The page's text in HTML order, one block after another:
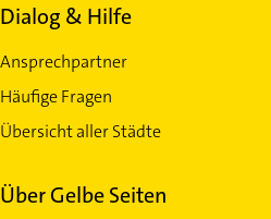
Dialog & Hilfe
Ansprechpartner
Häufige Fragen
Übersicht aller Städte
Über Gelbe Seiten